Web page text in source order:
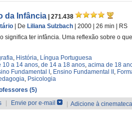
da Infância
| 271.438
De Liliana Sulzbach | 2000 | 26 min
RS
significa ter infância. Uma reflexão sobre o
, História, Língua Portuguesa
10 a 14 anos, de 14 a 18 anos, acima de 18
Fundamental I , Ensino Fundamental II ,
, Psicologia
(5)
Envie por e-mail Adicione à cinemateca